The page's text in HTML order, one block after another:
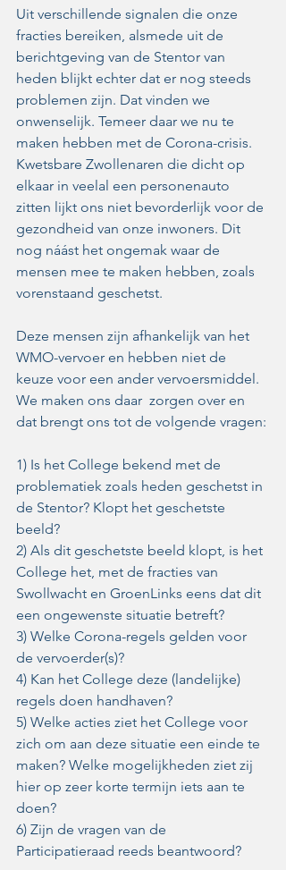
Uit verschillende signalen die onze
fracties bereiken, alsmede uit de
berichtgeving van de Stentor van
heden blijkt echter dat er nog steeds
problemen zijn. Dat vinden we
onwenselijk. Temeer daar we nu te
maken hebben met de Corona-crisis.
Kwetsbare Zwollenaren die dicht op
elkaar in veelal een personenauto
zitten lijkt ons niet bevorderlijk voor de
gezondheid van onze inwoners. Dit
nog náást het ongemak waar de
mensen mee te maken hebben, zoals
vorenstaand geschetst.
Deze mensen zijn afhankelijk van het
WMO-vervoer en hebben niet de
keuze voor een ander vervoersmiddel.
We maken ons daar  zorgen over en
dat brengt ons tot de volgende vragen:
1) Is het College bekend met de
problematiek zoals heden geschetst in
de Stentor? Klopt het geschetste
beeld?
2) Als dit geschetste beeld klopt, is het
College het, met de fracties van
Swollwacht en GroenLinks eens dat dit
een ongewenste situatie betreft?
3) Welke Corona-regels gelden voor
de vervoerder(s)?
4) Kan het College deze (landelijke)
regels doen handhaven?
5) Welke acties ziet het College voor
zich om aan deze situatie een einde te
maken? Welke mogelijkheden ziet zij
hier op zeer korte termijn iets aan te
doen?
6) Zijn de vragen van de
Participatieraad reeds beantwoord?